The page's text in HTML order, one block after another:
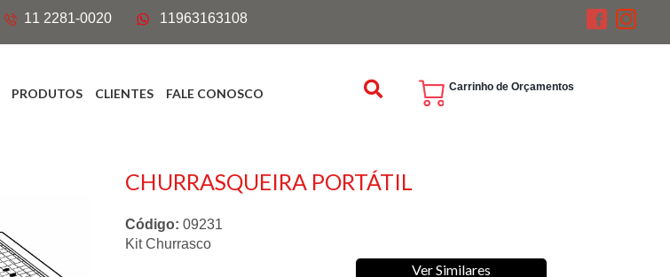
11 2281-0020 11963163108
PRODUTOS CLIENTES FALE CONOSCO Carrinho de Orçamentos
CHURRASQUEIRA PORTÁTIL
Código: 09231
Kit Churrasco
Ver Similares